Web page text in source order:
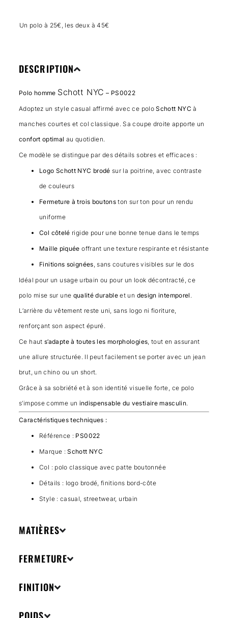
Un polo à 25€, les deux à 45€
DESCRIPTION
Polo homme Schott NYC – PS0022
Adoptez un style casual affirmé avec ce poloSchott NYC à
manches courtes et col classique. Sa coupe droite apporte un
confort optimal au quotidien.
Ce modèle se distingue par des détails sobres et efficaces :
Logo Schott NYC brodé sur la poitrine, avec contraste
de couleurs
Fermeture à trois boutons ton sur ton pour un rendu
uniforme
Col côtelé rigide pour une bonne tenue dans le temps
Maille piquée offrant une texture respirante et résistante
Finitions soignées, sans coutures visibles sur le dos
Idéal pour un usage urbain ou pour un look décontracté, ce
polo mise sur une qualité durable et un design intemporel .
L’arrière du vêtement reste uni, sans logo ni fioriture,
renforçant son aspect épuré.
Ce hauts’adapte à toutes les morphologies, tout en assurant
une allure structurée. Il peut facilement se porter avec un jean
brut, un chino ou un short.
Grâce à sa sobriété et à son identité visuelle forte, ce polo
s’impose comme un indispensable du vestiaire masculin.
Caractéristiques techniques :
Référence : PS0022
Marque :Schott NYC
Col : polo classique avec patte boutonnée
Détails : logo brodé, finitions bord-côte
Style : casual, streetwear, urbain
MATIÈRES
FERMETURE
FINITION